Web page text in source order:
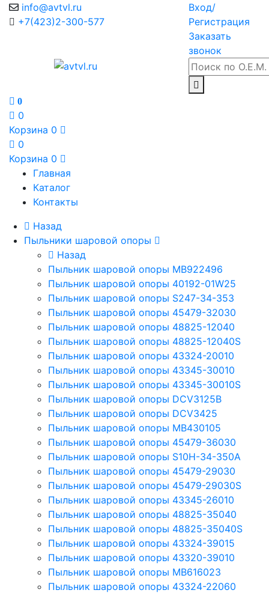
info@avtvl.ru
+7(423)2-300-577
Вход/
Регистрация
Заказать
звонок
0
0
Корзина 0
0
Корзина 0
Главная
Каталог
Контакты
Назад
Пыльники шаровой опоры
Назад
Пыльник шаровой опоры MB922496
Пыльник шаровой опоры 40192-01W25
Пыльник шаровой опоры S247-34-353
Пыльник шаровой опоры 45479-32030
Пыльник шаровой опоры 48825-12040
Пыльник шаровой опоры 48825-12040S
Пыльник шаровой опоры 43324-20010
Пыльник шаровой опоры 43345-30010
Пыльник шаровой опоры 43345-30010S
Пыльник шаровой опоры DCV3125B
Пыльник шаровой опоры DCV3425
Пыльник шаровой опоры MB430105
Пыльник шаровой опоры 45479-36030
Пыльник шаровой опоры S10H-34-350A
Пыльник шаровой опоры 45479-29030
Пыльник шаровой опоры 45479-29030S
Пыльник шаровой опоры 43345-26010
Пыльник шаровой опоры 48825-35040
Пыльник шаровой опоры 48825-35040S
Пыльник шаровой опоры 43324-39015
Пыльник шаровой опоры 43320-39010
Пыльник шаровой опоры MB616023
Пыльник шаровой опоры 43324-22060